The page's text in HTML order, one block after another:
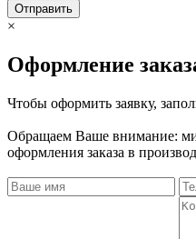
Отправить
×
Оформление
Чтобы оформить заявку,
Обращаем Ваше внимание:
оформления заказа в